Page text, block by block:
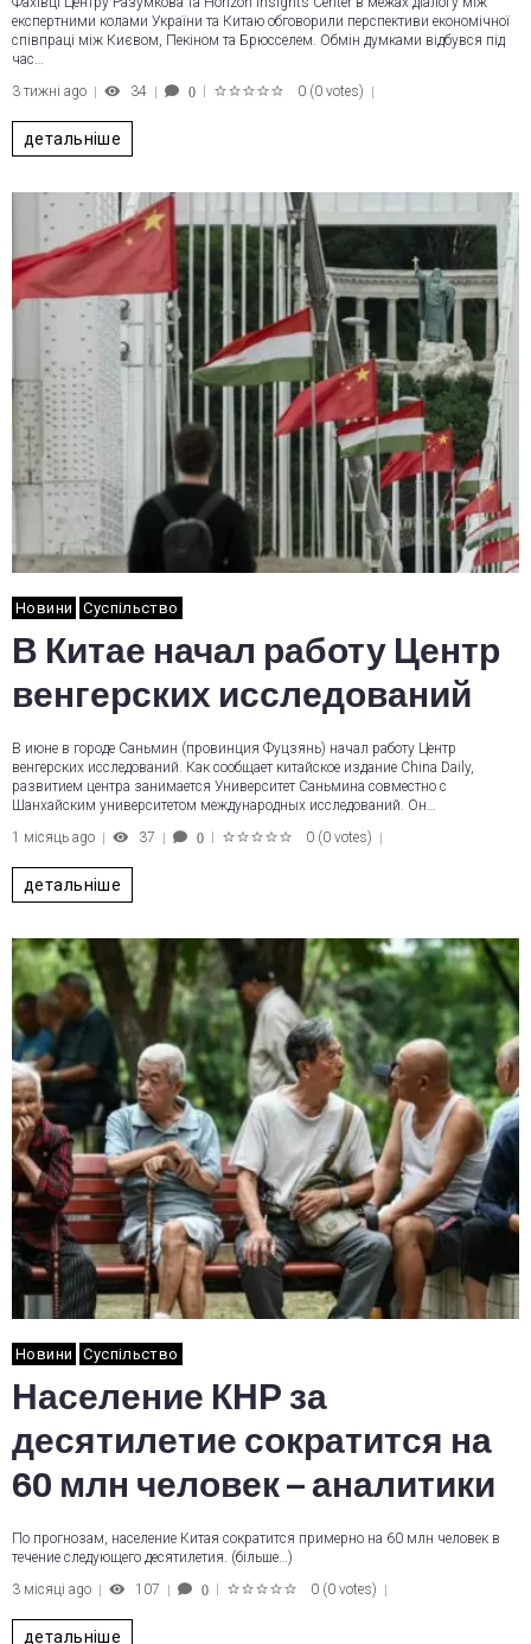
експертними колами України та Китаю обговорили перспективи економічної
співпраці між Києвом, Пекіном та Брюсселем. Обмін думками відбувся під
час…
3 тижні ago
34 0 0 (0 votes)
детальніше
Новини Суспільство
В Китае начал работу Центр
венгерских исследований
В июне в городе Саньмин (провинция Фуцзянь) начал работу Центр
венгерских исследований. Как сообщает китайское издание China Daily,
развитием центра занимается Университет Саньмина совместно с
Шанхайским университетом международных исследований. Он…
1 місяць ago
37 0 0 (0 votes)
детальніше
Новини Суспільство
Население КНР за
десятилетие сократится на
60 млн человек – аналитики
По прогнозам, население Китая сократится примерно на 60 млн человек в
течение следующего десятилетия. (більше…)
3 місяці ago
107 0 0 (0 votes)
детальніше